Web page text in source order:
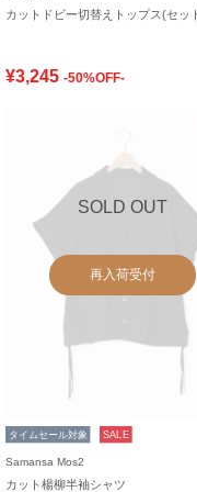
¥3,245 -50%OFF-
SOLD OUT
再入荷受付
タイムセール対象 SALE
Samansa Mos2
カット楊柳半袖シャツ